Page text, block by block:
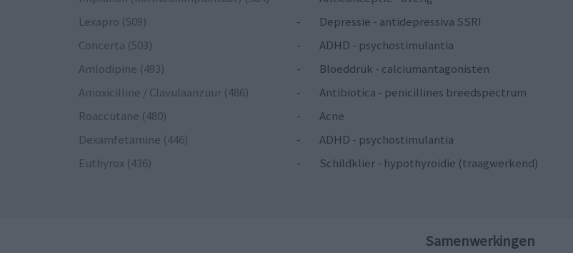
Lexapro (509)
-
Depressie - antidepressiva SSRI
Concerta (503)
-
ADHD - psychostimulantia
Amlodipine (493)
-
Bloeddruk - calciumantagonisten
Amoxicilline / Clavulaanzuur (486)
-
Antibiotica - penicillines breedspectrum
Roaccutane (480)
-
Acne
Dexamfetamine (446)
-
ADHD - psychostimulantia
Euthyrox (436)
- Schildklier - hypothyroidie (traagwerkend)
Samenwerkingen